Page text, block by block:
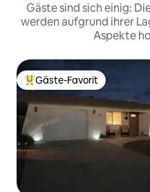
Gäste sind sich einig:
werden aufgrund ihrer
Aspekte
Beliebter Gäste-Favorit.
Gäste-Favorit